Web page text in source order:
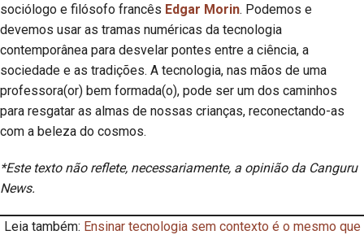
sociólogo e filósofo francês Edgar Morin. Podemos e
devemos usar as tramas numéricas da tecnologia
contemporânea para desvelar pontes entre a ciência, a
sociedade e as tradições. A tecnologia, nas mãos de uma
professora(or) bem formada(o), pode ser um dos caminhos
para resgatar as almas de nossas crianças, reconectando-as
com a beleza do cosmos.
*Este texto não reflete, necessariamente, a opinião da Canguru
News.
Leia também: Ensinar tecnologia sem contexto é o mesmo que